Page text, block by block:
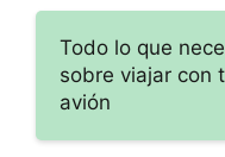
Todo lo que
sobre viajar con
avión